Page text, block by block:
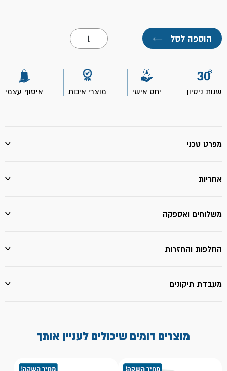
הוספה לסל ←
כמות
של
פח
אפור
שנות ניסיון יחס אישי מוצרי איכות איסוף עצמי
מפרט טכני
אחריות
משלוחים ואספקה
החלפות והחזרות
מעבדת תיקונים
מוצרים דומים שיכולים לעניין אותך